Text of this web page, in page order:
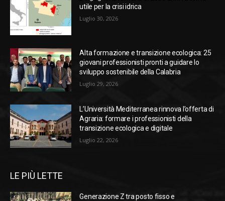
utile per la crisi idrica
Luglio 30, 2026
Alta formazione e transizione ecologica: 25
giovani professionisti pronti a guidare lo
sviluppo sostenibile della Calabria
Luglio 29, 2026
L’Università Mediterranea rinnova l’offerta di
Agraria: formare i professionisti della
transizione ecologica e digitale
Luglio 22, 2026
LE PIÙ LETTE
Generazione Z tra posto fisso e